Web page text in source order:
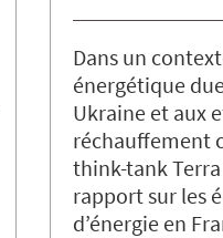
Dans un
énergétique
Ukraine et aux
réchauffement
think-tank
rapport sur les
d’énergie en